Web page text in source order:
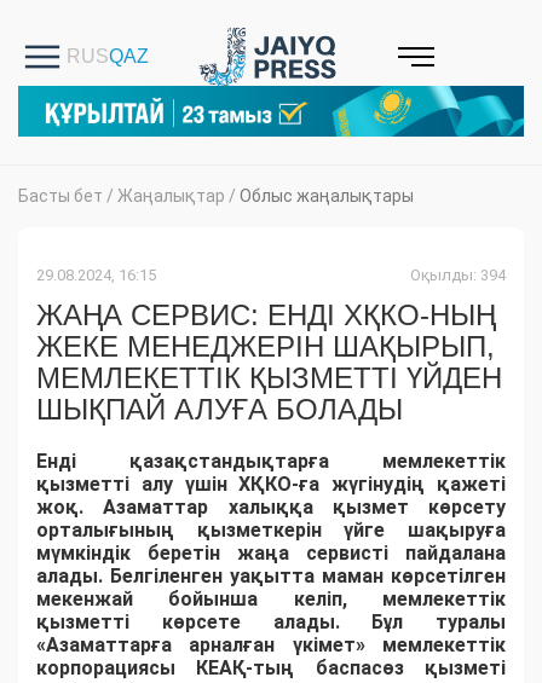
Басты бет / Жаңалықтар / Облыс жаңалықтары
29.08.2024, 16:15 Оқылды: 394
ЖАҢА СЕРВИС: ЕНДІ ХҚКО-НЫҢ
ЖЕКЕ МЕНЕДЖЕРІН ШАҚЫРЫП,
МЕМЛЕКЕТТІК ҚЫЗМЕТТІ ҮЙДЕН
ШЫҚПАЙ АЛУҒА БОЛАДЫ
Енді қазақстандықтарға мемлекеттік
қызметті алу үшін ХҚКО-ға жүгінудің қажеті
жоқ. Азаматтар халыққа қызмет көрсету
орталығының қызметкерін үйге шақыруға
мүмкіндік беретін жаңа сервисті пайдалана
алады. Белгіленген уақытта маман көрсетілген
мекенжай бойынша келіп, мемлекеттік
қызметті көрсете алады. Бұл туралы
«Азаматтарға арналған үкімет» мемлекеттік
корпорациясы КЕАҚ-тың баспасөз қызметі